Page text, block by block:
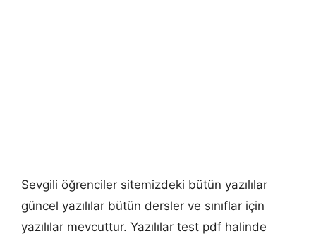
Sevgili öğrenciler sitemizdeki bütün yazılılar
güncel yazılılar bütün dersler ve sınıflar için
yazılılar mevcuttur. Yazılılar test pdf halinde